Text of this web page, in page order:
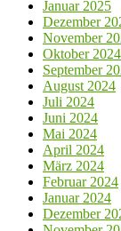
Januar 2025
Dezember
November
Oktober 2024
September
August 2024
Juli 2024
Juni 2024
Mai 2024
April 2024
März 2024
Februar 2024
Januar 2024
Dezember